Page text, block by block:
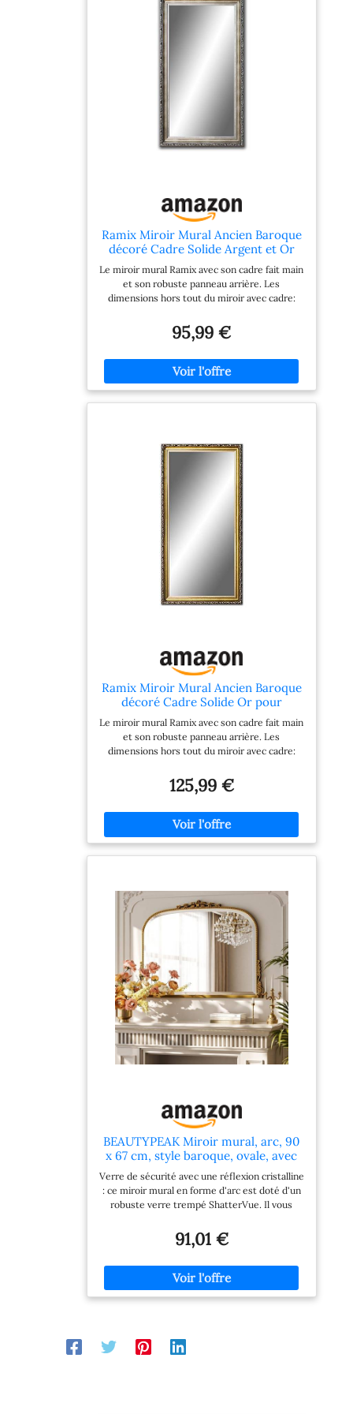
d'autres composants nocifs.
Installation facile et solidité: Le
miroir s'installe avec des vis et 2
solides crochets, installation
facile au mur. Options
d'installation: verticale ou
horizontale.
Ramix Miroir Mural Ancien Baroque
décoré Cadre Solide Argent et Or
pour Couloir de Chambre, 40x90cm
Le miroir mural Ramix avec son cadre fait main
et son robuste panneau arrière. Les
dimensions hors tout du miroir avec cadre:
du cadre: Largeur 6cm- Hauteur 4,5cm. Ce
beau miroir est idéal pour une chambre à
bain, une cuisine, une salle à manger, un salon
ou un séjour. Il convient parfaitement aux
finition de qualité supérieure. Ce miroir mural
avec cadre ne contient pas de plomb ou
d'autres composants nocifs. Installation facile
et solidité: Le miroir s'installe avec des vis et 2
solides crochets, installation facile au mur.
Options d'installation: verticale ou horizontale.
95,99 €
Ramix Miroir Mural Ancien Baroque
décoré Cadre Solide Or pour
Couloir de Chambre, 60x100cm
Le miroir mural Ramix avec son cadre fait main
et son robuste panneau arrière. Les
dimensions hors tout du miroir avec cadre:
du cadre: Largeur 6cm- Hauteur 4,5cm. Ce
beau miroir est idéal pour une chambre à
bain, une cuisine, une salle à manger, un salon
ou un séjour. Il convient parfaitement aux
des angles joints pour assurer la rigidité et la
finition de qualité supérieure. Ce miroir mural
avec cadre ne contient pas de plomb ou
d'autres composants nocifs. Installation facile
et solidité: Le miroir s'installe avec des vis et 2
solides crochets, installation facile au mur.
Options d'installation: verticale ou horizontale.
125,99 €
BEAUTYPEAK Miroir mural, arc, 90
x 67 cm, style baroque, ovale, avec
cadre doré, incassable, vintage,
grand miroir décoratif pour salon,
salle de bain, couloir
Verre de sécurité avec une réflexion cristalline
: ce miroir mural en forme d'arc est doté d'un
robuste verre trempé ShatterVue. Il vous
pour une utilisation quotidienne - que ce soit
comme miroir de salle de bain ou élément
pour une vision claire et un environnement sûr
dans vos espaces de vie Plus léger et plus
élégant : le grand miroir convainc par son
antique élégante. Facile à monter et ne
91,01 €